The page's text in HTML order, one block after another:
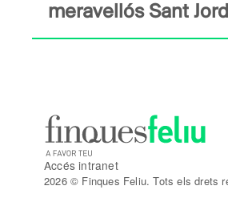
meravellós Sant
Accés intranet
2026 © Finques Feliu. Tots els drets